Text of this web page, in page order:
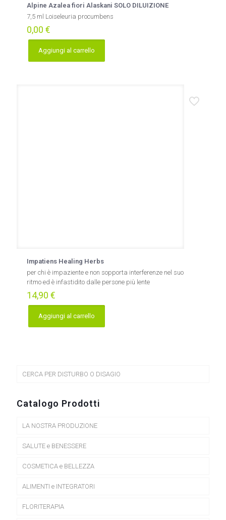
Alpine Azalea fiori Alaskani SOLO DILUIZIONE
7,5 ml Loiseleuria procumbens
0,00 €
Aggiungi al carrello
Impatiens Healing Herbs
per chi è impaziente e non sopporta interferenze nel suo
ritmo ed è infastidito dalle persone più lente
14,90 €
Aggiungi al carrello
CERCA PER DISTURBO O DISAGIO
Catalogo Prodotti
LA NOSTRA PRODUZIONE
SALUTE e BENESSERE
COSMETICA e BELLEZZA
ALIMENTI e INTEGRATORI
FLORITERAPIA